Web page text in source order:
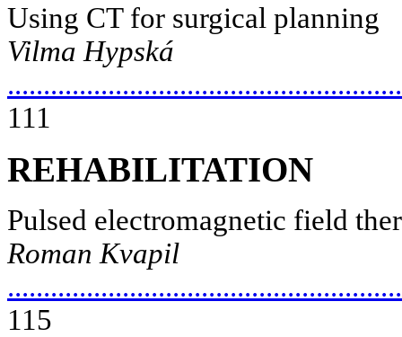
Using CT for surgical planning
Vilma Hypská
111
REHABILITATION
Pulsed electromagnetic field
Roman Kvapil
115